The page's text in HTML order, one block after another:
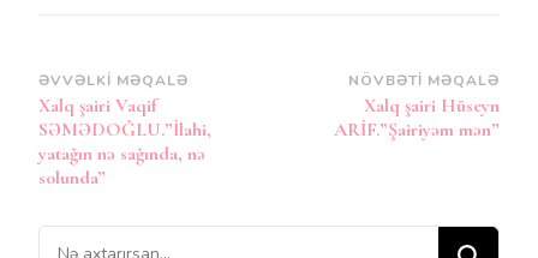
Post
Naviqasiya
ƏVVƏLKI MƏQALƏ
Xalq şairi Vaqif
SƏMƏDOĞLU.”İlahi,
yatağın nə sağında, nə
solunda”
NÖVBƏTI MƏQALƏ
Xalq şairi Hüseyn
ARİF.”Şairiyəm mən”
Bir